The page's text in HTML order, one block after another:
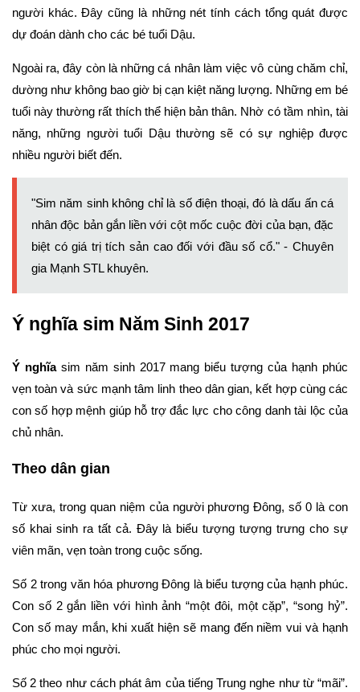
người khác. Đây cũng là những nét tính cách tổng quát được
dự đoán dành cho các bé tuổi Dậu.
Ngoài ra, đây còn là những cá nhân làm việc vô cùng chăm chỉ,
dường như không bao giờ bị cạn kiệt năng lượng. Những em bé
tuổi này thường rất thích thể hiện bản thân. Nhờ có tầm nhìn, tài
năng, những người tuổi Dậu thường sẽ có sự nghiệp được
nhiều người biết đến.
"Sim năm sinh không chỉ là số điện thoại, đó là dấu ấn cá
nhân độc bản gắn liền với cột mốc cuộc đời của bạn, đặc
biệt có giá trị tích sản cao đối với đầu số cổ." - Chuyên
gia Mạnh STL khuyên.
Ý nghĩa sim Năm Sinh 2017
Ý nghĩasim năm sinh 2017 mang biểu tượng của hạnh phúc
vẹn toàn và sức mạnh tâm linh theo dân gian, kết hợp cùng các
con số hợp mệnh giúp hỗ trợ đắc lực cho công danh tài lộc của
chủ nhân.
Theo dân gian
Từ xưa, trong quan niệm của người phương Đông, số 0 là con
số khai sinh ra tất cả. Đây là biểu tượng tượng trưng cho sự
viên mãn, vẹn toàn trong cuộc sống.
Số 2 trong văn hóa phương Đông là biểu tượng của hạnh phúc.
Con số 2 gắn liền với hình ảnh “một đôi, một cặp”, “song hỷ”.
Con số may mắn, khi xuất hiện sẽ mang đến niềm vui và hạnh
phúc cho mọi người.
Số 2 theo như cách phát âm của tiếng Trung nghe như từ “mãi”.